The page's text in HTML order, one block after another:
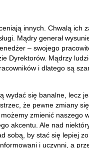
innych. Chwalą ich
Mądry generał
– swojego
Dyrektorów. Mądrzy
i dlatego są
wydać się banalne, lecz
że pewne zmiany
zmienić naszego
akcentu. Ale nad
sobą, by stać się lepiej
i uczynni, a